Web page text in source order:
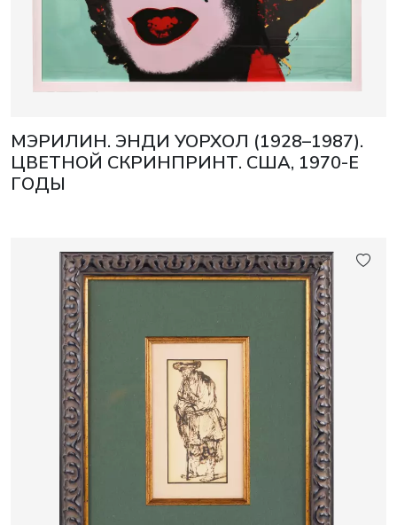
МЭРИЛИН. ЭНДИ УОРХОЛ (1928–1987).
ЦВЕТНОЙ СКРИНПРИНТ. США, 1970-Е
ГОДЫ